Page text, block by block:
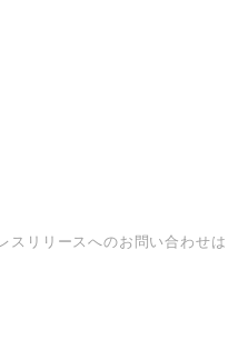
スリリースへのお問い合わせは